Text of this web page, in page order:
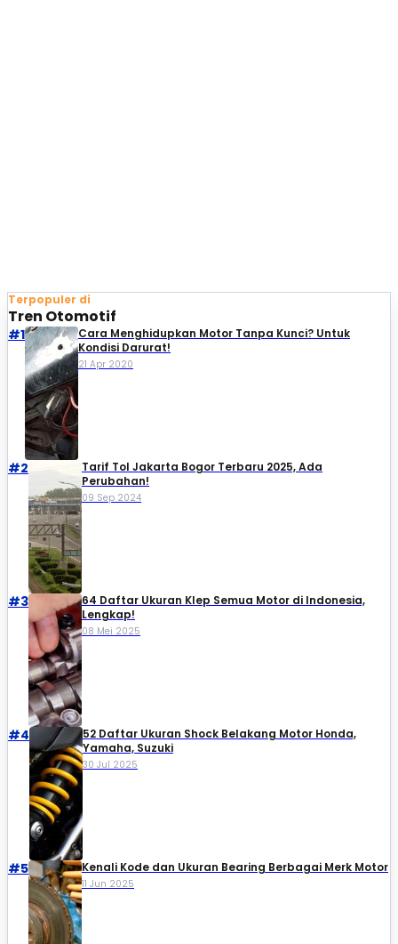
Terpopuler di
Tren Otomotif
#1
Cara Menghidupkan Motor Tanpa Kunci? Untuk
Kondisi Darurat!
21 Apr 2020
#2
Tarif Tol Jakarta Bogor Terbaru 2025, Ada
Perubahan!
09 Sep 2024
#3
64 Daftar Ukuran Klep Semua Motor di Indonesia,
Lengkap!
08 Mei 2025
#4
52 Daftar Ukuran Shock Belakang Motor Honda,
Yamaha, Suzuki​
30 Jul 2025
#5 Kenali Kode dan Ukuran Bearing Berbagai Merk Motor
11 Jun 2025